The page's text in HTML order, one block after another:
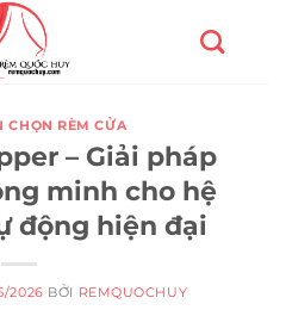
CHỌN RÈM CỬA
– Giải pháp
minh cho hệ
động hiện đại
2026 BỞI REMQUOCHUY